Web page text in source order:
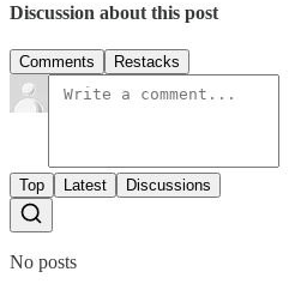
Discussion about this post
Comments Restacks
Top Latest Discussions
No posts